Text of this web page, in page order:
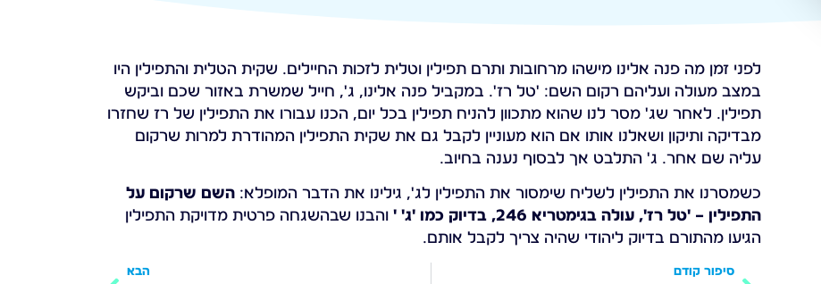
לפני זמן מה פנה אלינו מישהו מרחובות ותרם תפילין וטלית לזכות החיילים. שקית הטלית והתפילין היו
במצב מעולה ועליהם רקום השם: 'טל רז'. במקביל פנה אלינו, ג', חייל שמשרת באזור שכם וביקש
תפילין. לאחר שג' מסר לנו שהוא מתכוון להניח תפילין בכל יום, הכנו עבורו את התפילין של רז שחזרו
מבדיקה ותיקון ושאלנו אותו אם הוא מעוניין לקבל גם את שקית התפילין המהודרת למרות שרקום
עליה שם אחר. ג' התלבט אך לבסוף נענה בחיוב.
כשמסרנו את התפילין לשליח שימסור את התפילין לג', גילינו את הדבר המופלא: השם שרקום על
התפילין – 'טל רז', עולה בגימטריא 246, בדיוק כמו 'ג' '
והבנו שבהשגחה פרטית מדויקת התפילין
הגיעו מהתורם בדיוק ליהודי שהיה צריך לקבל אותם.
סיפור קודם הבא